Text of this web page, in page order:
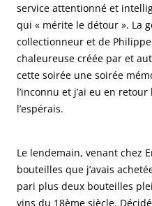
service attentionné et
qui « mérite le détour ». La
collectionneur et de
chaleureuse créée par et
cette soirée une soirée
l’inconnu et j’ai eu en
l’espérais.
Le lendemain, venant chez
bouteilles que j’avais
pari plus deux bouteilles
vins du 18ème siècle.